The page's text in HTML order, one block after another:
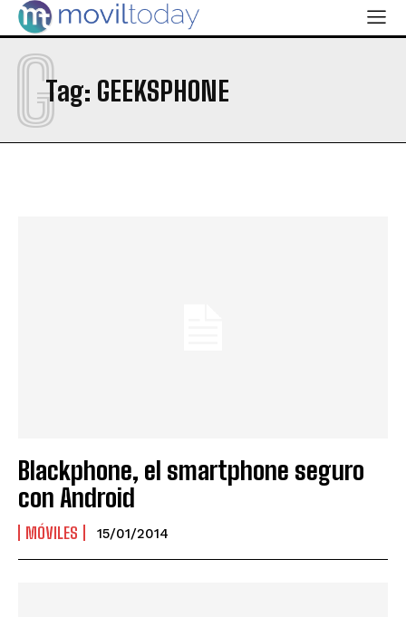
Tag: GEEKSPHONE
G
Blackphone, el smartphone seguro
con Android
MÓVILES 15/01/2014